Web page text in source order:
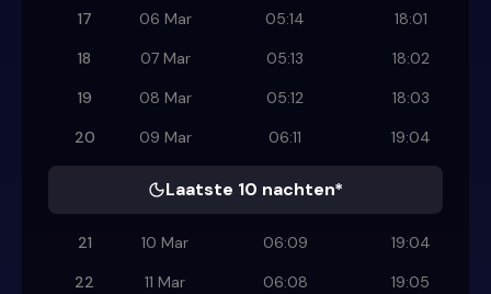
17
06 Mar 05:14
18:01
18
07 Mar 05:13
18:02
19
08 Mar 05:12
18:03
20
09 Mar 06:11 19:04
Laatste 10 nachten*
21 10 Mar 06:09
19:04
22
11 Mar 06:08
19:05